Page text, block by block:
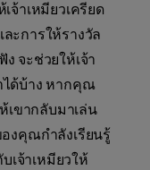
จ้าเหมียวเครียด
ะการให้รางวัล
จะช่วยให้เจ้า
ได้บ้าง หากคุณ
เขากลับมาเล่น
งคุณกำลังเรียนรู้
จ้าเหมียวให้